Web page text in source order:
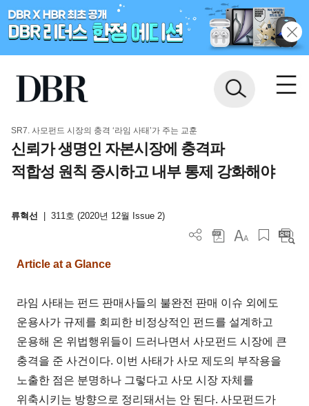
SR7. 사모펀드 시장의 충격 ‘라임 사태’가 주는 교훈
신뢰가 생명인 자본시장에 충격파
적합성 원칙 중시하고 내부 통제 강화해야
류혁선 311호 (2020년 12월 Issue 2)
Article at a Glance
라임 사태는 펀드 판매사들의 불완전 판매 이슈 외에도
운용사가 규제를 회피한 비정상적인 펀드를 설계하고
운용해 온 위법행위들이 드러나면서 사모펀드 시장에 큰
충격을 준 사건이다. 이번 사태가 사모 제도의 부작용을
노출한 점은 분명하나 그렇다고 사모 시장 자체를
위축시키는 방향으로 정리돼서는 안 된다. 사모펀드가